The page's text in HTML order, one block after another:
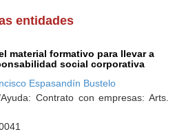
entidades
material formativo para llevar a
social corporativa
Espasandín Bustelo
Contrato con empresas: Arts.